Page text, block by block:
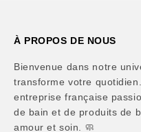
À PROPOS DE NOUS
Bienvenue dans notre
transforme votre
entreprise française
de bain et de produits de
amour et soin. 🧼